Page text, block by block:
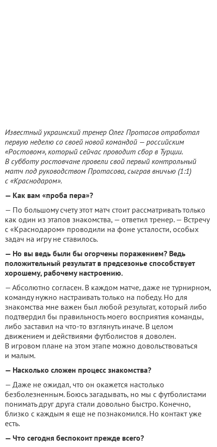
Известный украинский тренер Олег Протасов отработал
первую неделю со своей новой командой — российским
«Ростовом», который сейчас проводит сбор в Турции.
В субботу ростовчане провели свой первый контрольный
матч под руководством Протасова, сыграв вничью (1:1)
с «Краснодаром».
— Как вам «проба пера»?
— По большому счету этот матч стоит рассматривать только
как один из этапов знакомства, — ответил тренер. — Встречу
с «Краснодаром» проводили на фоне усталости, особых
задач на игру не ставилось.
— Но вы ведь были бы огорчены поражением? Ведь
положительный результат в предсезонье способствует
хорошему, рабочему настроению.
— Абсолютно согласен. В каждом матче, даже не турнирном,
команду нужно настраивать только на победу. Но для
знакомства мне важен был любой результат, который либо
подтвердил бы правильность моего восприятия команды,
либо заставил на что-то взглянуть иначе. В целом
движением и действиями футболистов я доволен.
В игровом плане на этом этапе можно довольствоваться
и малым.
— Насколько сложен процесс знакомства?
— Даже не ожидал, что он окажется настолько
безболезненным. Боюсь загадывать, но мы с футболистами
понимать друг друга стали довольно быстро. Конечно,
близко с каждым я еще не познакомился. Но контакт уже
есть.
— Что сегодня беспокоит прежде всего?